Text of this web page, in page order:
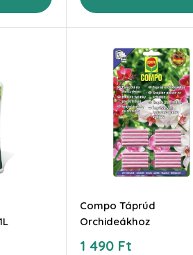
Compo Táprúd
Orchideákhoz
Akciós
1 490 Ft